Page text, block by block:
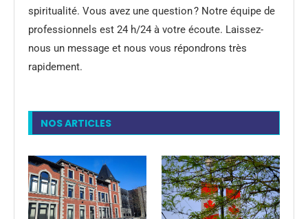
spiritualité. Vous avez une question ? Notre équipe de
professionnels est 24 h/24 à votre écoute. Laissez-
nous un message et nous vous répondrons très
rapidement.
NOS ARTICLES